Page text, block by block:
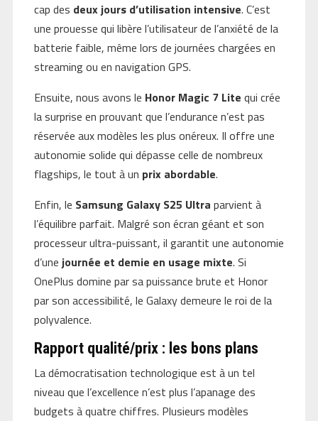
cap des deux jours d’utilisation intensive. C’est
une prouesse qui libère l’utilisateur de l’anxiété de la
batterie faible, même lors de journées chargées en
streaming ou en navigation GPS.
Ensuite, nous avons le Honor Magic 7 Lite qui crée
la surprise en prouvant que l’endurance n’est pas
réservée aux modèles les plus onéreux. Il offre une
autonomie solide qui dépasse celle de nombreux
flagships, le tout à un prix abordable.
Enfin, le Samsung Galaxy S25 Ultra parvient à
l’équilibre parfait. Malgré son écran géant et son
processeur ultra-puissant, il garantit une autonomie
d’une journée et demie en usage mixte. Si
OnePlus domine par sa puissance brute et Honor
par son accessibilité, le Galaxy demeure le roi de la
polyvalence.
Rapport qualité/prix : les bons plans
La démocratisation technologique est à un tel
niveau que l’excellence n’est plus l’apanage des
budgets à quatre chiffres. Plusieurs modèles